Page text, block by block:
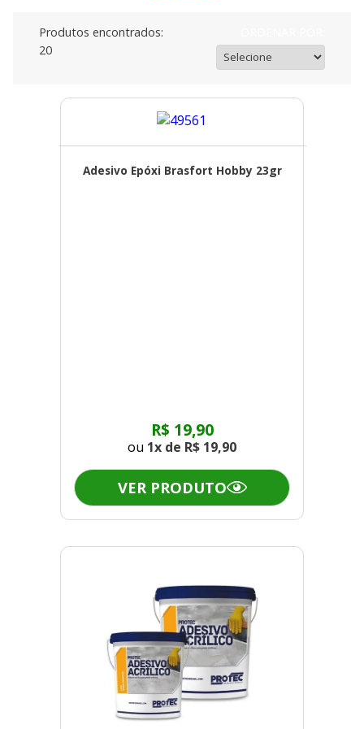
Produtos encontrados:
20
Adesivo Epóxi Brasfort Hobby 23gr
R$ 19,90
ou 1x de R$ 19,90
VER PRODUTO